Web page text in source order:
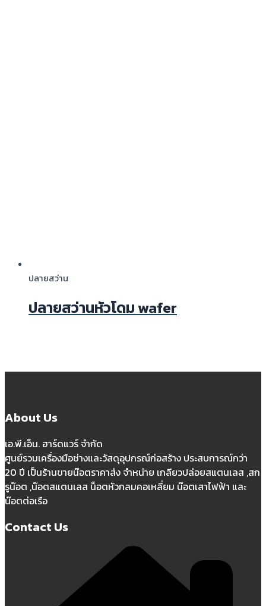
ปลายสว่าน
ปลายสว่านหัวโดม wafer
About Us
เอ.พี.เอ็น. ฮาร์ดแวร์ จำกัด
ศูนย์รวมเครื่องมือช่างและวัสดุอุปกรณ์ก่อสร้าง ประสบการณ์กว่า
20 ปี เป็นร้านขายน๊อตราคาส่ง จำหน่าย เกลียวปล่อยสแตนเลส ,สก
รูน๊อต ,น๊อตสแตนเลส น็อตหัวกลมคอเหลี่ยม น๊อตเสาไฟฟ้า และ
น๊อตต่อเรือ
Contact Us